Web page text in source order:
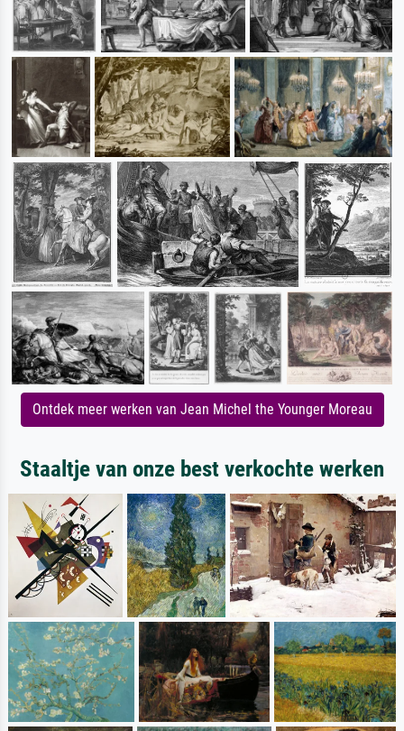
Ontdek meer werken van Jean Michel the Younger Moreau
Staaltje van onze best verkochte werken